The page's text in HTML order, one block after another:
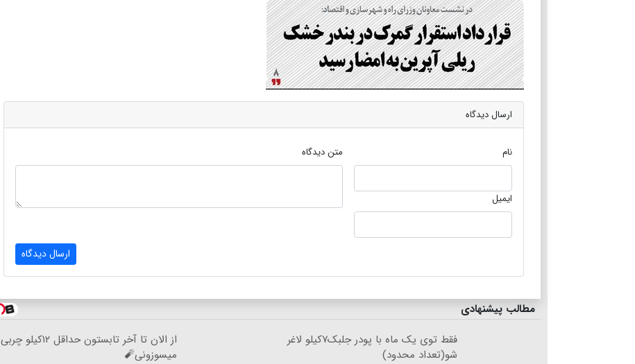
ارسال دیدگاه
نام
ایمیل
متن دیدگاه
ارسال دیدگاه
مطالب پیشنهادی
فقط توی یک ماه با پودر جلبک۷کیلو لاغر
شو(تعداد محدود)
از الان تا آخر تابستون حداقل ۱۲کیلو چربی
میسوزونی🧨